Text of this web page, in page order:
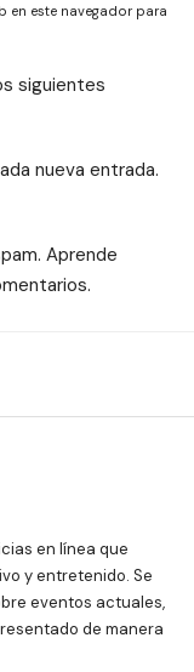
en este navegador para
siguientes
nueva entrada.
Aprende
en línea que
y entretenido. Se
eventos actuales,
de manera